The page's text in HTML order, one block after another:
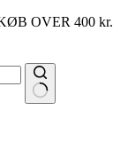
OVER 400 kr.